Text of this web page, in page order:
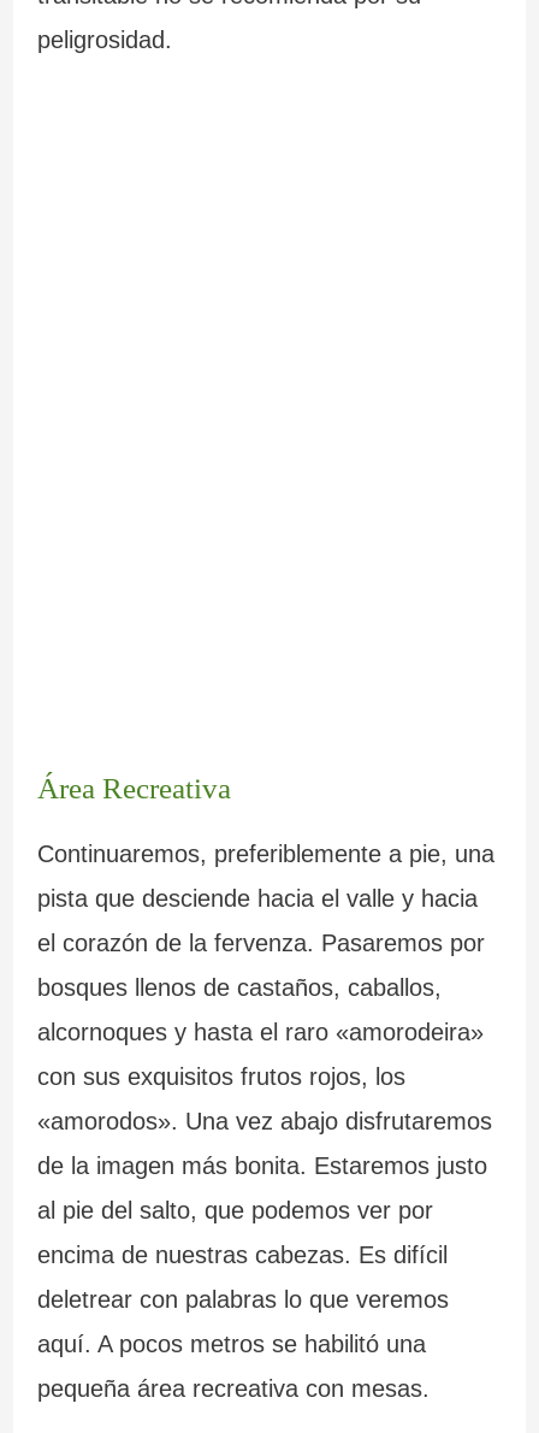
peligrosidad.
Área Recreativa
Continuaremos, preferiblemente a pie, una
pista que desciende hacia el valle y hacia
el corazón de la fervenza. Pasaremos por
bosques llenos de castaños, caballos,
alcornoques y hasta el raro «amorodeira»
con sus exquisitos frutos rojos, los
«amorodos». Una vez abajo disfrutaremos
de la imagen más bonita. Estaremos justo
al pie del salto, que podemos ver por
encima de nuestras cabezas. Es difícil
deletrear con palabras lo que veremos
aquí. A pocos metros se habilitó una
pequeña área recreativa con mesas.